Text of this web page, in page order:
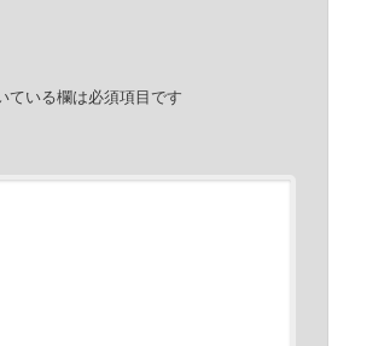
ている欄は必須項目です